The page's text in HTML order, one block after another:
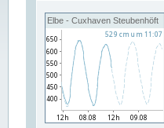
Elbe - Cuxhaven Steubenhöft